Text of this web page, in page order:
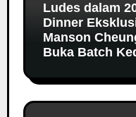
Ludes dalam
Dinner
Manson
Buka Batch